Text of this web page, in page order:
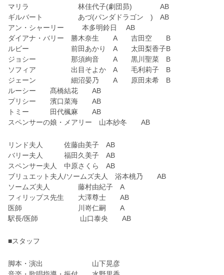
マリラ 林佳代子(劇団昴) AB
ギルバート あづ(パンダドラゴン ) AB
アン・シャーリー 本多明鈴日 AB
ダイアナ・バリー 勝木奈生 A 吉田空 B
ルビー 前田あかり A 太田梨香子B
ジョシー 那須絢音 A 黒川聖菜 B
ソフィア 出目そよか A 毛利莉子 B
ジェーン 細沼晏乃 A 原田未希 B
ルーシー 髙橋結花 AB
プリシー 濱口菜海 AB
トミー 田代楓麻 AB
スペンサーの娘・メアリー 山本紗冬 AB
リンド夫人 佐藤由美子 AB
バリー夫人 福田久美子 AB
スペンサー夫人 中原さくら AB
ブリュエット夫人/ソームズ夫人 浴本桃乃 AB
ソームズ夫人 藤村由紀子 A
フィリップス先生 大澤尊士 AB
医師 川嵜仁嗣 A
駅長/医師 山口泰央 AB
■スタッフ
脚本・演出 山下晃彦